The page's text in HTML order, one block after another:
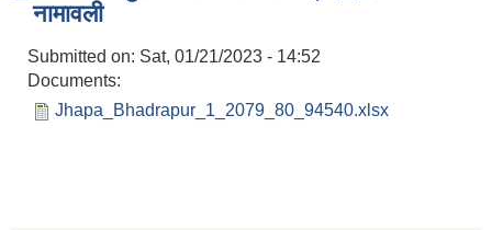
नामावली
Submitted on: Sat, 01/21/2023 - 14:52
Documents:
Jhapa_Bhadrapur_1_2079_80_94540.xlsx